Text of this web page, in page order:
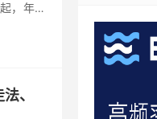
，年付
、